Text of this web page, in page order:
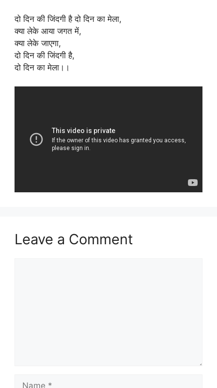
दो दिन की जिंदगी है दो दिन का मेला,
क्या लेके आया जगत में,
क्या लेके जाएगा,
दो दिन की जिंदगी है,
दो दिन का मेला।।
Leave a Comment